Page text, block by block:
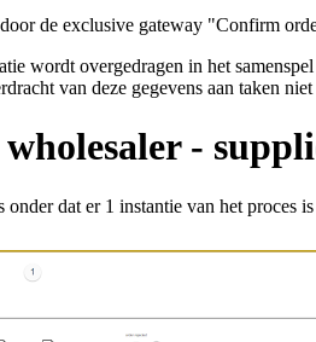
de exclusive gateway "Confirm
wordt overgedragen in het
van deze gegevens aan taken
-
dat er 1 instantie van het proces